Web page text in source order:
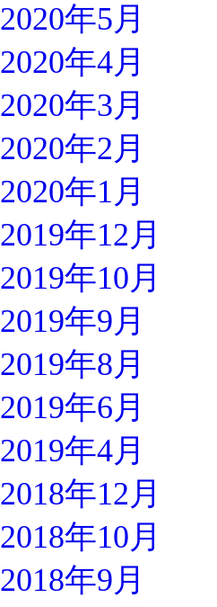
2020年5月
2020年4月
2020年3月
2020年2月
2020年1月
2019年12月
2019年10月
2019年9月
2019年8月
2019年6月
2019年4月
2018年12月
2018年10月
2018年9月